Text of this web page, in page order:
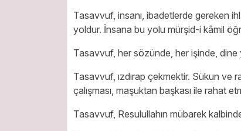
Tasavvuf, insanı, ibadetlerde gereken
yoldur. İnsana bu yolu mürşid-i kâmil
Tasavvuf, her sözünde, her işinde, dine
Tasavvuf, ızdırap çekmektir. Sükun ve
çalışması, maşuktan başkası ile rahat
Tasavvuf, Resulullahın mübarek